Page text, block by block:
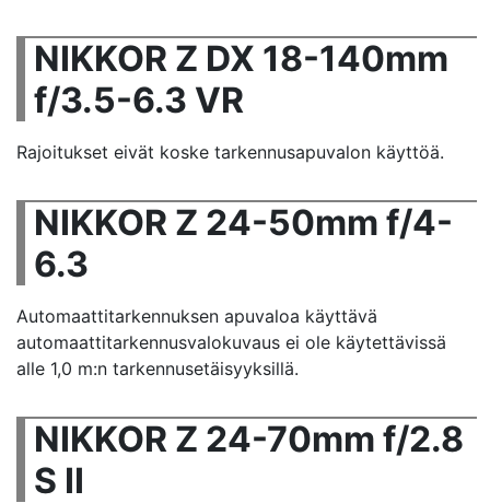
NIKKOR Z DX 18-140mm
f/3.5-6.3 VR
Rajoitukset eivät koske tarkennusapuvalon käyttöä.
NIKKOR Z 24-50mm f/4-
6.3
Automaattitarkennuksen apuvaloa käyttävä
automaattitarkennusvalokuvaus ei ole käytettävissä
alle 1,0 m:n tarkennusetäisyyksillä.
NIKKOR Z 24-70mm f/2.8
S II